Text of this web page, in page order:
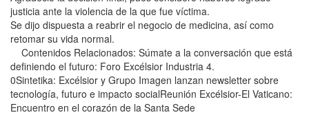
justicia ante la violencia de la que fue víctima.
Se dijo dispuesta a reabrir el negocio de medicina, así como
retomar su vida normal.
Contenidos Relacionados: Súmate a la conversación que está
definiendo el futuro: Foro Excélsior Industria 4.
0Sintetika: Excélsior y Grupo Imagen lanzan newsletter sobre
tecnología, futuro e impacto socialReunión Excélsior-El Vaticano:
Encuentro en el corazón de la Santa Sede